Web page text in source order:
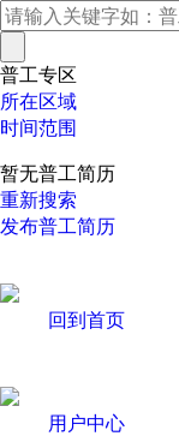
普工专区
所在区域
时间范围
暂无普工简历
重新搜索
发布普工简历
回到首页
用户中心